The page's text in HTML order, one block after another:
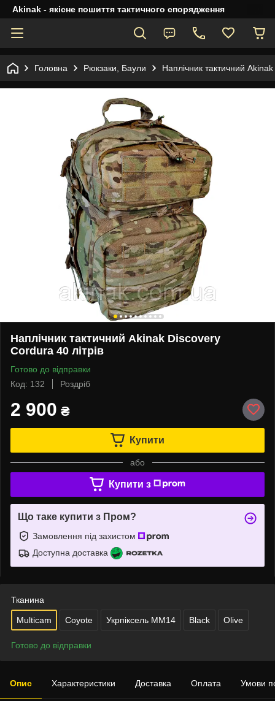
Akinak - якісне пошиття тактичного спорядження
Головна Рюкзаки, Баули Наплічник тактичний
Наплічник тактичний Akinak Discovery
Cordura 40 літрів
Готово до відправки
Код: 132
Роздріб
2 900 ₴
Купити
або
Купити з
Що таке купити з Пром?
Замовлення під захистом
Доступна доставка
Тканина
Multicam Coyote Укрпіксель ММ14 Black Olive
Готово до відправки
Опис Характеристики Доставка Оплата Умови